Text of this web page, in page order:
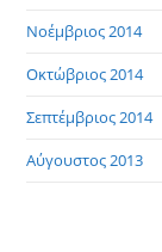
Νοέμβριος 2014
Οκτώβριος 2014
Σεπτέμβριος 2014
Αύγουστος 2013